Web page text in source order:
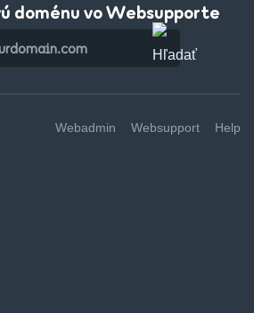
doménu vo Websupporte
Webadmin Websupport Help